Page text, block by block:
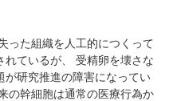
った組織を人工的につくって
ているが、 受精卵を壊さな
が研究推進の障害になってい
の幹細胞は通常の医療行為か